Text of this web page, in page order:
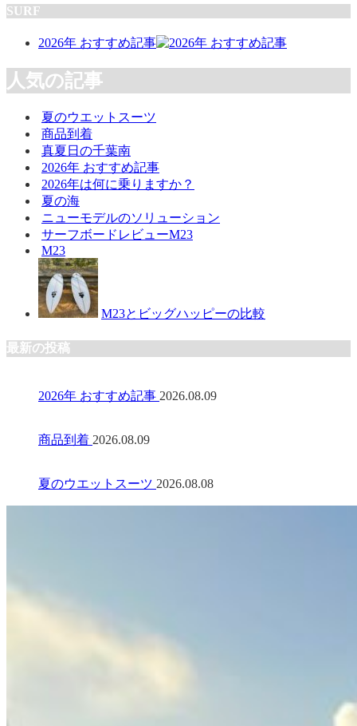
SURF
2026年 おすすめ記事
人気の記事
夏のウエットスーツ
商品到着
真夏日の千葉南
2026年 おすすめ記事
2026年は何に乗りますか？
夏の海
ニューモデルのソリューション
サーフボードレビューM23
M23
M23とビッグハッピーの比較
最新の投稿
2026年 おすすめ記事 2026.08.09
商品到着 2026.08.09
夏のウエットスーツ 2026.08.08